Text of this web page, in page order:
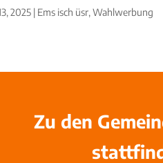
2025 | Ems isch üsr,Wahlwerbung
Zu den